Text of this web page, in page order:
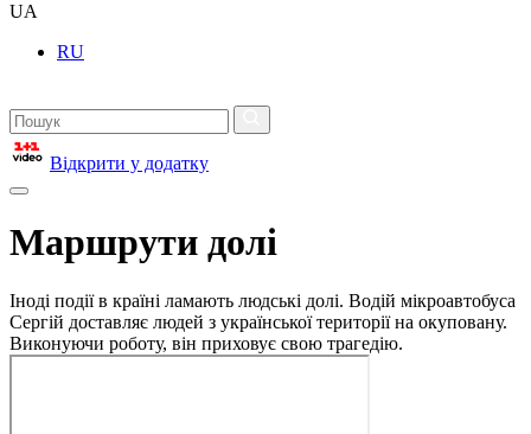
UA
RU
Відкрити у додатку
Маршрути долі
Іноді події в країні ламають людські долі. Водій мікроавтобуса
Сергій доставляє людей з української території на окуповану.
Виконуючи роботу, він приховує свою трагедію.